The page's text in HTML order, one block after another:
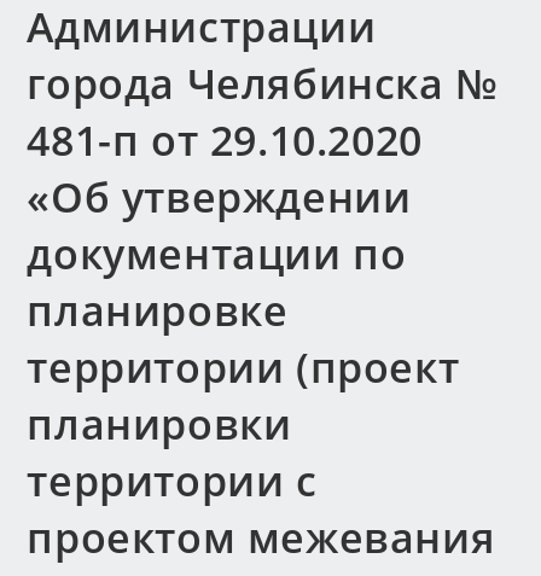
Администрации
города Челябинска №
481-п от 29.10.2020
«Об утверждении
документации по
планировке
территории (проект
планировки
территории с
проектом межевания